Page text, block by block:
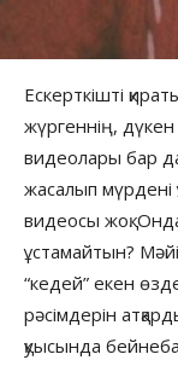
Ескерткішті
жүргеннің,
видеолары бар
жасалып мүрдені
видеосы жоқ.
ұстамайтын?
“кедей” екен
рәсімдерін
қуысында